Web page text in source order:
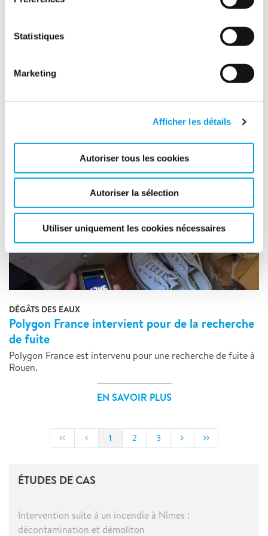
Statistiques
Marketing
Afficher les détails
Autoriser tous les cookies
Autoriser la sélection
Utiliser uniquement les cookies nécessaires
DÉGÂTS DES EAUX
EN SAVOIR PLUS
DÉGÂTS DES EAUX
Polygon France intervient pour de la recherche
de fuite
Polygon France est intervenu pour une recherche de fuite à
Rouen.
EN SAVOIR PLUS
1 2 3
ÉTUDES DE CAS
Intervention suite à un incendie à Nîmes :
décontamination et démoliton